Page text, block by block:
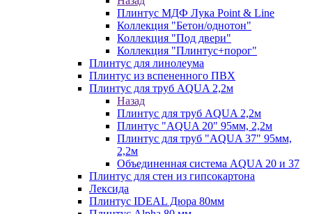
Плинтус МДФ Лука Point & Line
Коллекция "Бетон/однотон"
Коллекция "Под двери"
Коллекция "Плинтус+порог"
Плинтус для линолеума
Плинтус из вспененного ПВХ
Плинтус для труб AQUA 2,2м
Назад
Плинтус для труб AQUA 2,2м
Плинтус "AQUA 20" 95мм, 2,2м
Плинтус для труб "AQUA 37" 95мм,
2,2м
Объединенная система AQUA 20 и 37
Плинтус для стен из гипсокартона
Лексида
Плинтус IDEAL Дюра 80мм